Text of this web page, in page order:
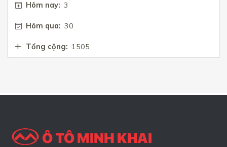
Hôm nay: 3
Hôm qua: 30
Tổng cộng: 1505